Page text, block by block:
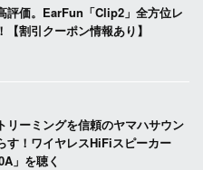
評価。EarFun「Clip2」全方位レ
【割引クーポン情報あり】
リーミングを信頼のヤマハサウン
す！ワイヤレスHiFiスピーカー
」を聴く